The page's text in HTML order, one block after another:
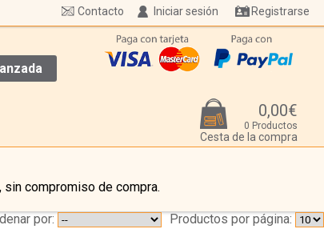
Iniciar sesión Registrarse
Contacto
0,00€
0 Productos
Cesta de la compra
compromiso de compra.
Productos por página:
por: